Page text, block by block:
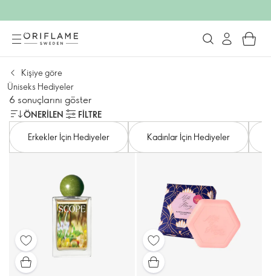
Kişiye göre
Üniseks Hediyeler
6 sonuçlarını göster
ÖNERILEN
FILTRE
Erkekler İçin Hediyeler
Kadınlar İçin Hediyeler